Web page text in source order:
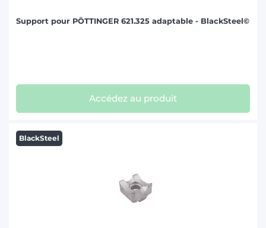
Support pour PÖTTINGER 621.325 adaptable - BlackSteel©
Accédez au produit
BlackSteel